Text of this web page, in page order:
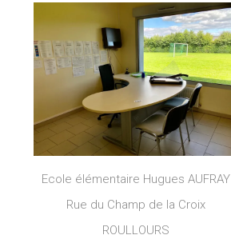
Ecole élémentaire Hugues AUFRAY
Rue du Champ de la Croix
ROULLOURS